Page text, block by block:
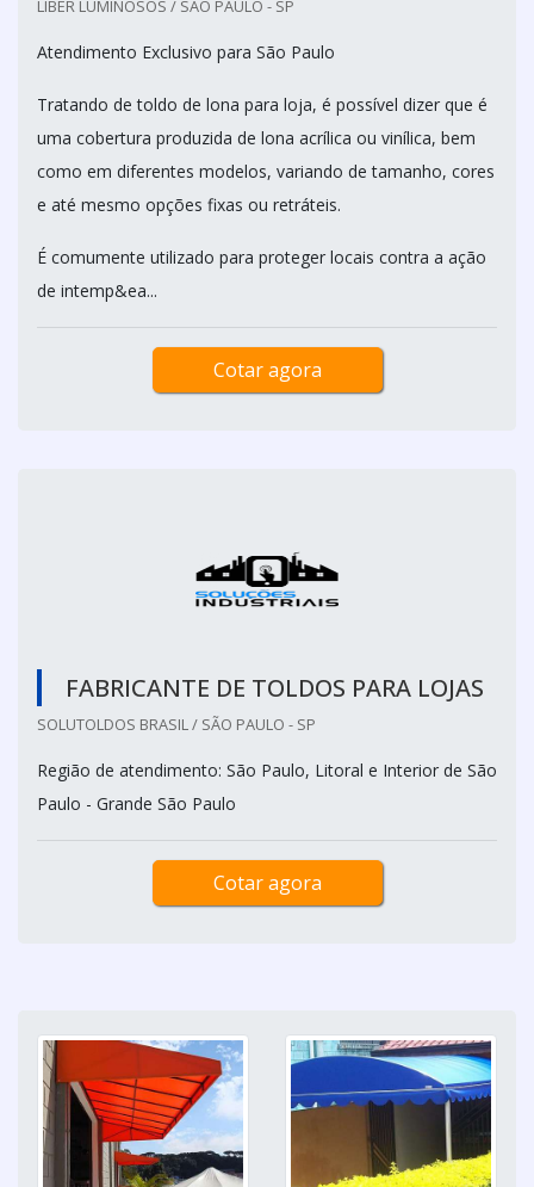
LIBER LUMINOSOS / SÃO PAULO - SP
Atendimento Exclusivo para São Paulo
Tratando de toldo de lona para loja, é possível dizer que é
uma cobertura produzida de lona acrílica ou vinílica, bem
como em diferentes modelos, variando de tamanho, cores
e até mesmo opções fixas ou retráteis.
É comumente utilizado para proteger locais contra a ação
de intemp&ea...
Cotar agora
FABRICANTE DE TOLDOS PARA LOJAS
SOLUTOLDOS BRASIL / SÃO PAULO - SP
Região de atendimento: São Paulo, Litoral e Interior de São
Paulo - Grande São Paulo
Cotar agora